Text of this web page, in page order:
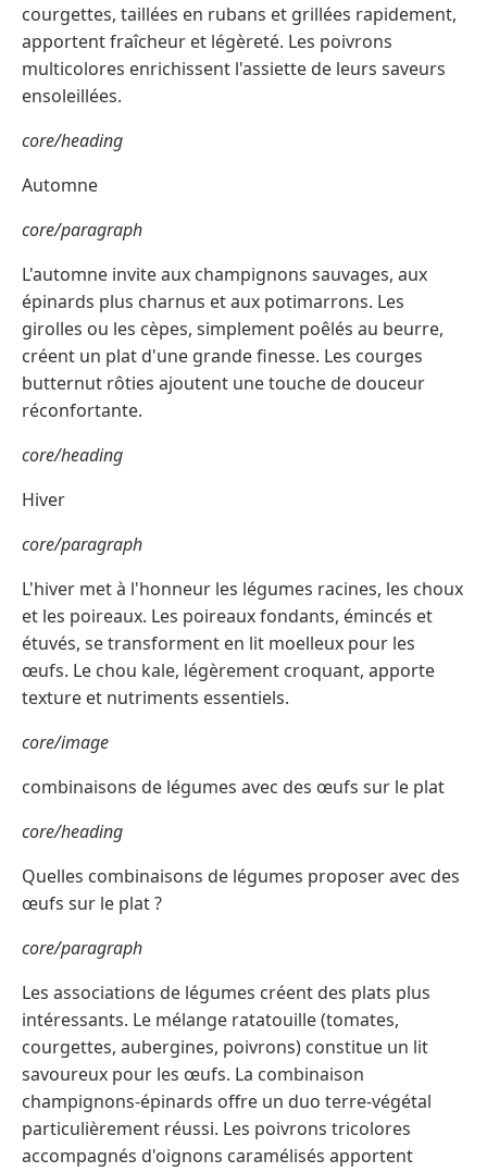
courgettes, taillées en rubans et grillées rapidement,
apportent fraîcheur et légèreté. Les poivrons
multicolores enrichissent l'assiette de leurs saveurs
ensoleillées.
core/heading
Automne
core/paragraph
L'automne invite aux champignons sauvages, aux
épinards plus charnus et aux potimarrons. Les
girolles ou les cèpes, simplement poêlés au beurre,
créent un plat d'une grande finesse. Les courges
butternut rôties ajoutent une touche de douceur
réconfortante.
core/heading
Hiver
core/paragraph
L'hiver met à l'honneur les légumes racines, les choux
et les poireaux. Les poireaux fondants, émincés et
étuvés, se transforment en lit moelleux pour les
œufs. Le chou kale, légèrement croquant, apporte
texture et nutriments essentiels.
core/image
combinaisons de légumes avec des œufs sur le plat
core/heading
Quelles combinaisons de légumes proposer avec des
œufs sur le plat ?
core/paragraph
Les associations de légumes créent des plats plus
intéressants. Le mélange ratatouille (tomates,
courgettes, aubergines, poivrons) constitue un lit
savoureux pour les œufs. La combinaison
champignons-épinards offre un duo terre-végétal
particulièrement réussi. Les poivrons tricolores
accompagnés d'oignons caramélisés apportent